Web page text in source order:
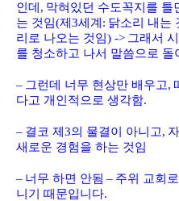
인데 , 막혀있던 수도꼭지를 틀
는 것임(제 3세계 : 닭소리 내는
리로 나오는 것임) -> 그래서
를 청소하고 나서 말씀으로
– 그런데 너무 현상만 배우고,
다고 개인적으로 생각함.
– 결코 제 3의 물결이 아니고,
새로운 경험을 하는 것임
– 너무 하면 안됨 – 주위 교회
니기 때문입니다.